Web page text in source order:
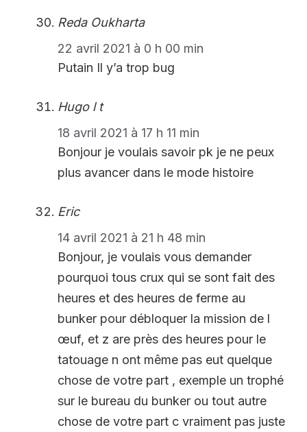
Reda Oukharta
22 avril 2021 à 0 h 00 min
Putain Il y’a trop bug
Hugo l t
18 avril 2021 à 17 h 11 min
Bonjour je voulais savoir pk je ne peux
plus avancer dans le mode histoire
Eric
14 avril 2021 à 21 h 48 min
Bonjour, je voulais vous demander
pourquoi tous crux qui se sont fait des
heures et des heures de ferme au
bunker pour débloquer la mission de l
œuf, et z are près des heures pour le
tatouage n ont même pas eut quelque
chose de votre part , exemple un trophé
sur le bureau du bunker ou tout autre
chose de votre part c vraiment pas juste